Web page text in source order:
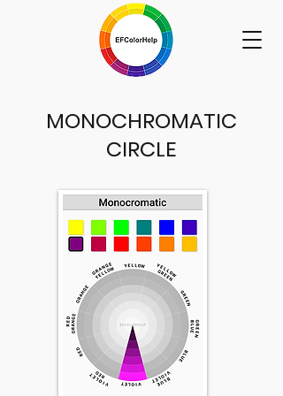
MONOCHROMATIC
CIRCLE